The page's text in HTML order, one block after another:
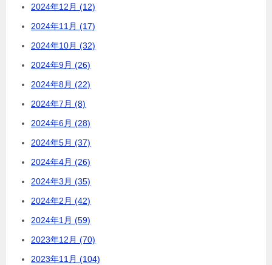
2024年12月 (12)
2024年11月 (17)
2024年10月 (32)
2024年9月 (26)
2024年8月 (22)
2024年7月 (8)
2024年6月 (28)
2024年5月 (37)
2024年4月 (26)
2024年3月 (35)
2024年2月 (42)
2024年1月 (59)
2023年12月 (70)
2023年11月 (104)